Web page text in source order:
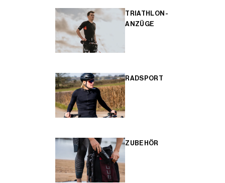
TRIATHLON-
ANZÜGE
RADSPORT
ZUBEHÖR